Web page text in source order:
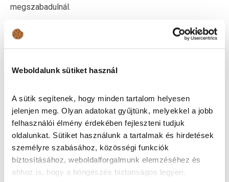
Weboldalunk sütiket használ
A sütik segítenek, hogy minden tartalom helyesen
jelenjen meg. Olyan adatokat gyűjtünk, melyekkel a jobb
felhasználói élmény érdekében fejleszteni tudjuk
oldalunkat. Sütiket használunk a tartalmak és hirdetések
személyre szabásához, közösségi funkciók
biztosításához, weboldalforgalmunk elemzéséhez és
ahhoz is, hogy a böngészés biztonságos legyen.
megszabadulnál.
A Karlmann King megszületését a kínai IAT Automobile
Technology nevű cégnek köszönhetjük. Ők álmodták meg
megépítették a „kocsit”. A 4,5 tonnás alap modell, amit
millió dollár lesz. Feltéve, hogy nem szeretnél bele némi
extrát is az alapfelszereltségen túl.